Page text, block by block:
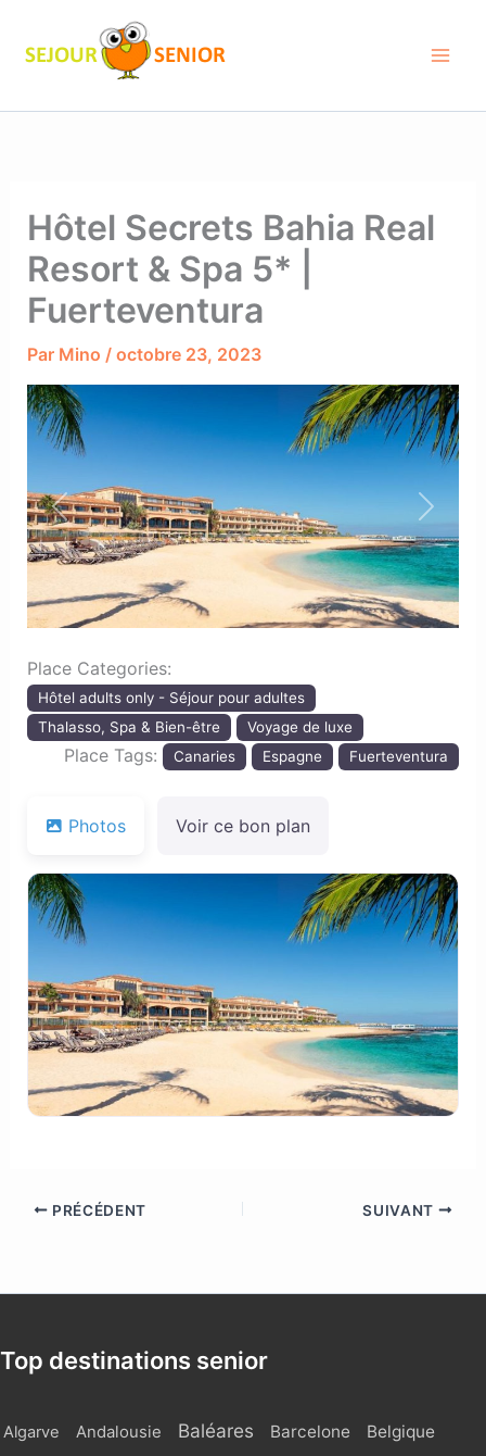
contenu
Hôtel Secrets Bahia Real
Resort & Spa 5* |
Fuerteventura
Par Mino / octobre 23, 2023
Previous Next
Place Categories:
Hôtel adults only - Séjour pour adultes
Thalasso, Spa & Bien-être
Voyage de luxe
Place Tags: Canaries Espagne Fuerteventura
Photos Voir ce bon plan
PRÉCÉDENT SUIVANT
Top destinations senior
Algarve Andalousie Baléares Barcelone Belgique